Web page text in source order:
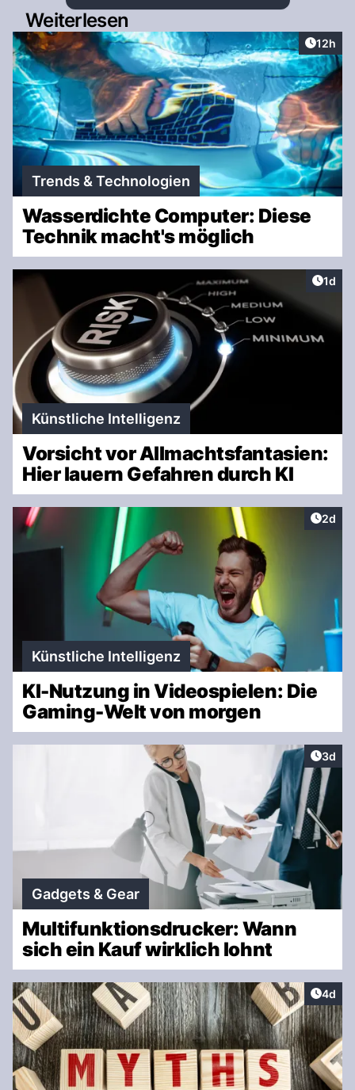
Weiterlesen
Artikel
12h
Trends & Technologien
Wasserdichte Computer: Diese
Technik macht's möglich
1d
Künstliche Intelligenz
Vorsicht vor Allmachtsfantasien:
Hier lauern Gefahren durch KI
2d
Künstliche Intelligenz
KI-Nutzung in Videospielen: Die
Gaming-Welt von morgen
3d
Gadgets & Gear
Multifunktionsdrucker: Wann
sich ein Kauf wirklich lohnt
4d